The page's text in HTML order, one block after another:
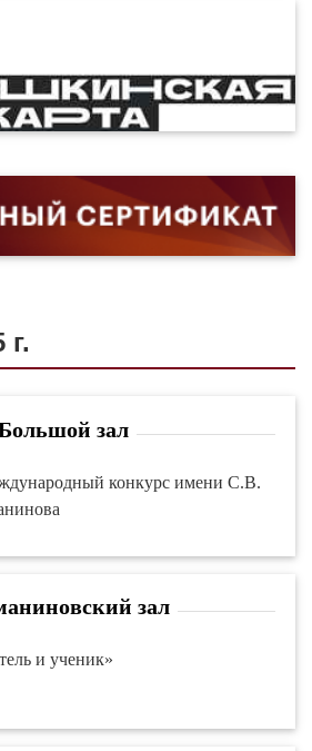
зал
конкурс имени С.В.
зал
и ученик»